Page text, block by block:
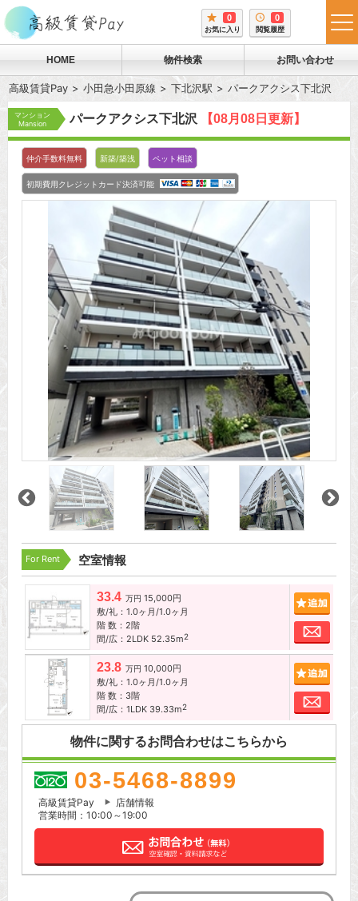
0
お気に入り
0
閲覧履歴
HOME 物件検索 お問い合わせ
高級賃貸Pay 小田急小田原線 下北沢駅 パークアクシス下北沢
マンション
Mansion
パークアクシス下北沢 【08月08日更新】
仲介手数料無料 新築/築浅 ペット相談
初期費用クレジットカード決済可能
For Rent 空室情報
33.4 万円 15,000円
敷/礼：1.0ヶ月/1.0ヶ月
階 数：2階
間/広：2LDK 52.35m2
お問
23.8 万円 10,000円
敷/礼：1.0ヶ月/1.0ヶ月
階 数：3階
間/広：1LDK 39.33m2
お問
物件に関するお問合わせはこちらから
03-5468-8899
高級賃貸Pay
店舗情報
営業時間：10:00～19:00